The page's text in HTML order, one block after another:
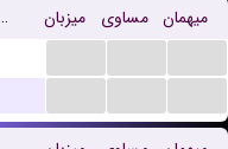
میزبان مساوی میهمان